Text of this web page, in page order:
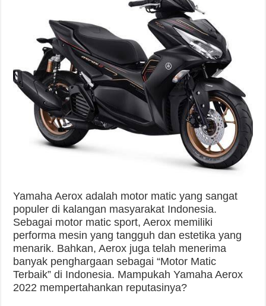
Yamaha Aerox adalah motor matic yang sangat
populer di kalangan masyarakat Indonesia.
Sebagai motor matic sport, Aerox memiliki
performa mesin yang tangguh dan estetika yang
menarik. Bahkan, Aerox juga telah menerima
banyak penghargaan sebagai “Motor Matic
Terbaik” di Indonesia. Mampukah Yamaha Aerox
2022 mempertahankan reputasinya?